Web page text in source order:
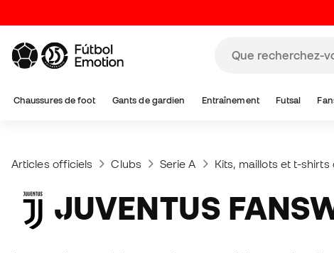
Chaussures de foot Gants de gardien Entraînement Futsal
Articles officiels Clubs Serie A Kits, maillots et t-
JUVENTUS